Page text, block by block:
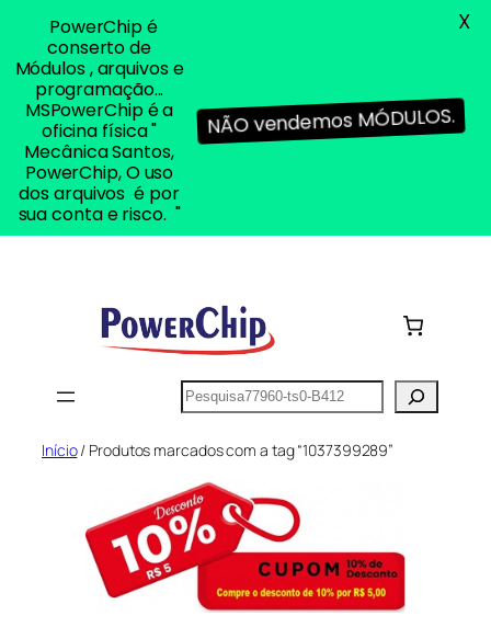
Pesquisar
Início/ Produtos marcados com a tag “1037399289”
PowerChip é
conserto de
Módulos , arquivos e
programação...
MSPowerChip é a
oficina física "
Mecânica Santos,
PowerChip, O uso
dos arquivos é por
sua conta e risco. "
NÃO vendemos MÓDULOS.
X